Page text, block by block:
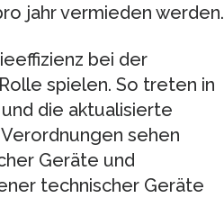
jahr vermieden werden.
bei der
spielen. So treten in
die aktualisierte
sehen
Geräte und
technischer Geräte